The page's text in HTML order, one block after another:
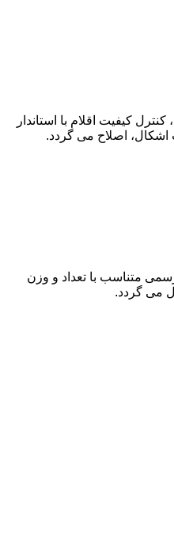
کیفیت اقلام با استاندار
اصلاح می گردد.
رسمی متناسب با تعداد و وزن
می گردد.